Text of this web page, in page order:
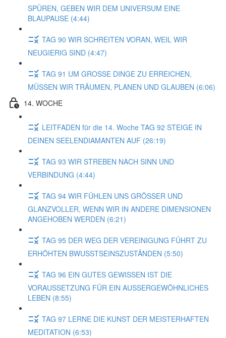
SPÜREN, GEBEN WIR DEM UNIVERSUM EINE
BLAUPAUSE (4:44)
TAG 90 WIR SCHREITEN VORAN, WEIL WIR
NEUGIERIG SIND (4:47)
TAG 91 UM GROSSE DINGE ZU ERREICHEN,
MÜSSEN WIR TRÄUMEN, PLANEN UND GLAUBEN (6:06)
14. WOCHE
LEITFADEN für die 14. Woche TAG 92 STEIGE IN
DEINEN SEELENDIAMANTEN AUF (26:19)
TAG 93 WIR STREBEN NACH SINN UND
VERBINDUNG (4:44)
TAG 94 WIR FÜHLEN UNS GRÖSSER UND
GLANZVOLLER, WENN WIR IN ANDERE DIMENSIONEN
ANGEHOBEN WERDEN (6:21)
TAG 95 DER WEG DER VEREINIGUNG FÜHRT ZU
ERHÖHTEN BWUSSTSEINSZUSTÄNDEN (5:50)
TAG 96 EIN GUTES GEWISSEN IST DIE
VORAUSSETZUNG FÜR EIN AUSSERGEWÖHNLICHES
LEBEN (8:55)
TAG 97 LERNE DIE KUNST DER MEISTERHAFTEN
MEDITATION (6:53)